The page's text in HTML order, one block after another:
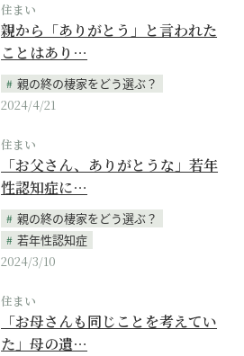
住まい
親から「ありがとう」と言われた
ことはあり…
親の終の棲家をどう選ぶ？
2024/4/21
住まい
「お父さん、ありがとうな」若年
性認知症に…
親の終の棲家をどう選ぶ？
若年性認知症
2024/3/10
住まい
「お母さんも同じことを考えてい
た」母の遺…